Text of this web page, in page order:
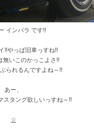
インパラ です!!
!!やっぱ旧車っすね!!
無いこのかっこよさ!!
られるんですよね～!!
あー、
スタング欲しいっすね～!!
☆